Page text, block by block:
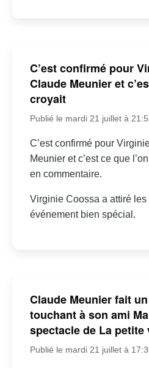
C’est confirmé pour
Claude Meunier et
croyait
Publié le mardi 21 juillet à
C’est confirmé pour
Meunier et c’est ce que
en commentaire.
Virginie Coossa a attiré les
événement bien spécial.
Claude Meunier fait
touchant à son ami
spectacle de La petite
Publié le mardi 21 juillet à